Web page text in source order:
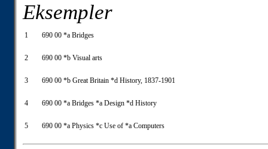
Eksempler
1 690 00 *a Bridges
2 690 00 *b Visual arts
3 690 00 *b Great Britain *d History, 1837-1901
4 690 00 *a Bridges *a Design *d History
5 690 00 *a Physics *c Use of *a Computers